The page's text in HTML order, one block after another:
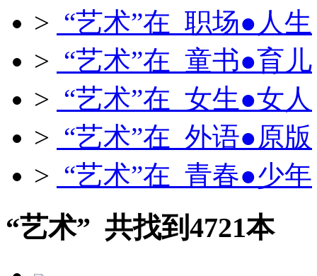
> “艺术”在 职场●人生
> “艺术”在 童书●育儿
> “艺术”在 女生●女人
> “艺术”在 外语●原版
> “艺术”在 青春●少年
“艺术” 共找到4721本